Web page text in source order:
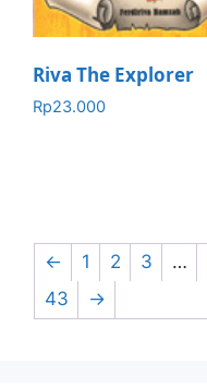
Riva The Explorer
Rp23.000
← 1 2 3 …
43
→